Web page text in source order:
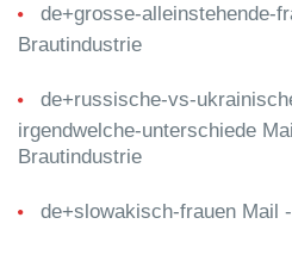
de+grosse-alleinstehende-
Brautindustrie
de+russische-vs-
irgendwelche-unterschiede
Brautindustrie
de+slowakisch-frauen Mail